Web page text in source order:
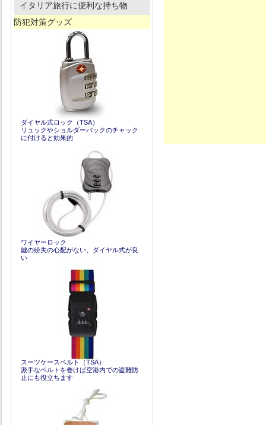
イタリア旅行に便利な持ち物
防犯対策グッズ
ダイヤル式ロック（TSA）
リュックやショルダーバックのチャック
に付けると効果的
ワイヤーロック
鍵の紛失の心配がない、ダイヤル式が良
い
スーツケースベルト（TSA）
派手なベルトを巻けば空港内での盗難防
止にも役立ちます